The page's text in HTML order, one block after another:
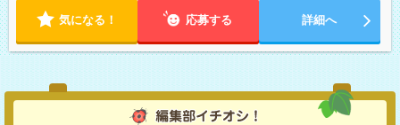
気になる！ 応募する 詳細へ